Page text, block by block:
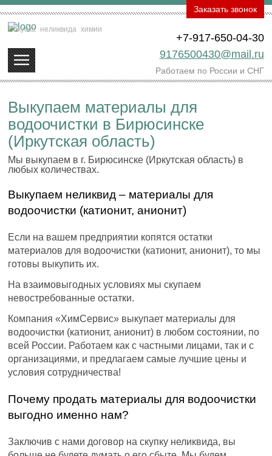
Покупка неликвида химии
+7-917-650-04-30
9176500430@mail.ru
Работаем по России и СНГ
Заказать звонок
Выкупаем материалы для
водоочистки в Бирюсинске
(Иркутская область)
Мы выкупаем в г. Бирюсинске (Иркутская область) в
любых количествах.
Выкупаем неликвид – материалы для
водоочистки (катионит, анионит)
Если на вашем предприятии копятся остатки
материалов для водоочистки (катионит, анионит), то мы
готовы выкупить их.
На взаимовыгодных условиях мы скупаем
невостребованные остатки.
Компания «ХимСервис» выкупает материалы для
водоочистки (катионит, анионит) в любом состоянии, по
всей России. Работаем как с частными лицами, так и с
организациями, и предлагаем самые лучшие цены и
условия сотрудничества!
Почему продать материалы для водоочистки
выгодно именно нам?
Заключив с нами договор на скупку неликвида, вы